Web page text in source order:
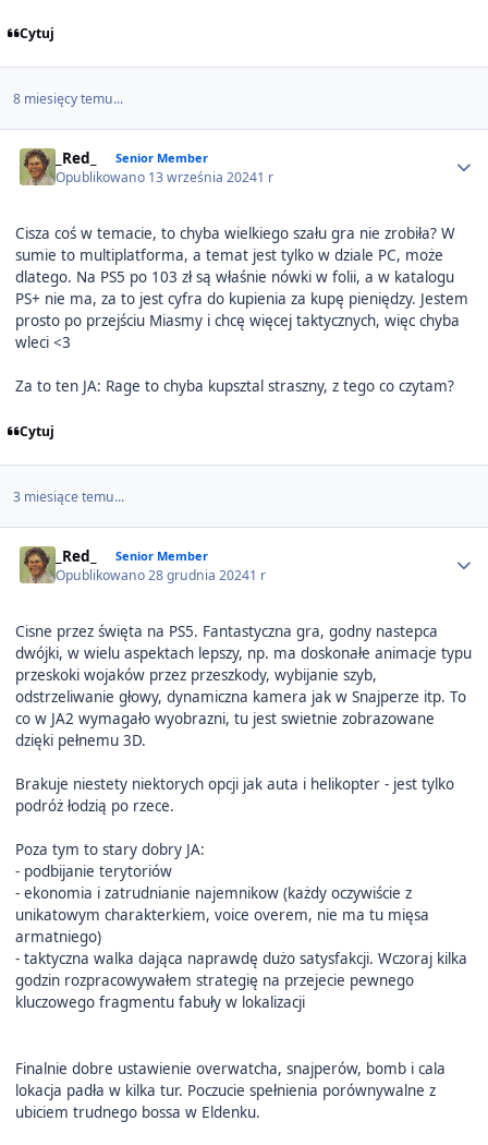
Cytuj
8 miesięcy temu...
_Red_ Senior Member
Opublikowano 13 września 20241 r
Cisza coś w temacie, to chyba wielkiego szału gra nie zrobiła? W
sumie to multiplatforma, a temat jest tylko w dziale PC, może
dlatego. Na PS5 po 103 zł są właśnie nówki w folii, a w katalogu
PS+ nie ma, za to jest cyfra do kupienia za kupę pieniędzy. Jestem
prosto po przejściu Miasmy i chcę więcej taktycznych, więc chyba
wleci <3
Za to ten JA: Rage to chyba kupsztal straszny, z tego co czytam?
Cytuj
3 miesiące temu...
_Red_ Senior Member
Opublikowano28 grudnia 20241 r
Cisne przez święta na PS5. Fantastyczna gra, godny nastepca
dwójki, w wielu aspektach lepszy, np. ma doskonałe animacje typu
przeskoki wojaków przez przeszkody, wybijanie szyb,
odstrzeliwanie głowy, dynamiczna kamera jak w Snajperze itp. To
co w JA2 wymagało wyobrazni, tu jest swietnie zobrazowane
dzięki pełnemu 3D.
Brakuje niestety niektorych opcji jak auta i helikopter - jest tylko
podróż łodzią po rzece.
Poza tym to stary dobry JA:
- podbijanie terytoriów
- ekonomia i zatrudnianie najemnikow (każdy oczywiście z
unikatowym charakterkiem, voice overem, nie ma tu mięsa
armatniego)
- taktyczna walka dająca naprawdę dużo satysfakcji. Wczoraj kilka
godzin rozpracowywałem strategię na przejecie pewnego
kluczowego fragmentu fabuły w lokalizacji
Finalnie dobre ustawienie overwatcha, snajperów, bomb i cala
lokacja padła w kilka tur. Poczucie spełnienia porównywalne z
ubiciem trudnego bossa w Eldenku.